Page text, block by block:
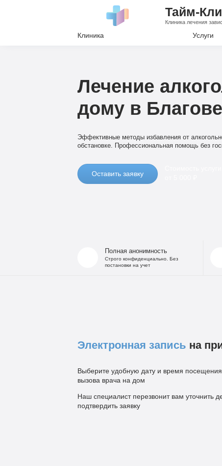
Тайм-
Клиника лечения
Клиника Услуги
Вывод из
Лечение
дому в
Эффективные методы избавления от
обстановке. Профессиональная помощь без
Оставить заявку
Полная анонимность
Строго конфиденциально. Без
постановки на учет
Электронная запись на
Выберите удобную дату и время
вызова врача на дом
Наш специалист перезвонит вам уточнить
подтвердить заявку